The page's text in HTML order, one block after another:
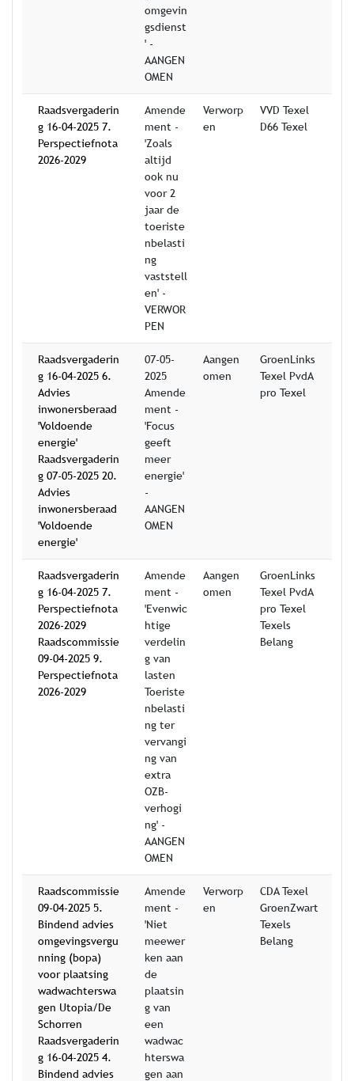
omgevin
gsdienst
' -
AANGEN
OMEN
Raadsvergaderin
g 16-04-2025 7.
Perspectiefnota
2026-2029
Amende
ment -
'Zoals
altijd
ook nu
voor 2
jaar de
toeriste
nbelasti
ng
vaststell
en' -
VERWOR
PEN
Verworp
en
VVD Texel
D66 Texel
Raadsvergaderin
g 16-04-2025 6.
Advies
inwonersberaad
'Voldoende
energie'
Raadsvergaderin
g 07-05-2025 20.
Advies
inwonersberaad
'Voldoende
energie'
07-05-
2025
Amende
ment -
'Focus
geeft
meer
energie'
-
AANGEN
OMEN
Aangen
omen
GroenLinks
Texel PvdA
pro Texel
Raadsvergaderin
g 16-04-2025 7.
Perspectiefnota
2026-2029
Raadscommissie
09-04-2025 9.
Perspectiefnota
2026-2029
Amende
ment -
'Evenwic
htige
verdelin
g van
lasten
Toeriste
nbelasti
ng ter
vervangi
ng van
extra
OZB-
verhogi
ng' -
AANGEN
OMEN
Aangen
omen
GroenLinks
Texel PvdA
pro Texel
Texels
Belang
Raadscommissie
09-04-2025 5.
Bindend advies
omgevingsvergu
nning (bopa)
voor plaatsing
wadwachterswa
gen Utopia/De
Schorren
Raadsvergaderin
g 16-04-2025 4.
Bindend advies
Amende
ment -
'Niet
meewer
ken aan
de
plaatsin
g van
een
wadwac
hterswa
gen aan
Verworp
en
CDA Texel
GroenZwart
Texels
Belang